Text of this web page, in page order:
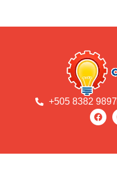
+505 8382 9897